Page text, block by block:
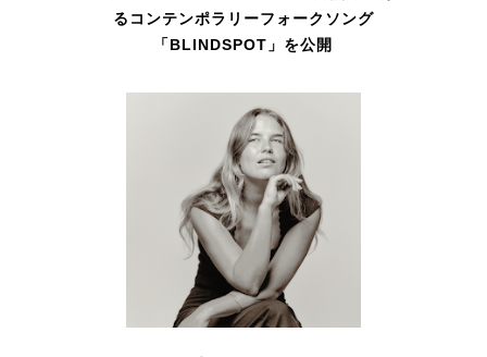
るコンテンポラリーフォークソング
「BLINDSPOT」を公開